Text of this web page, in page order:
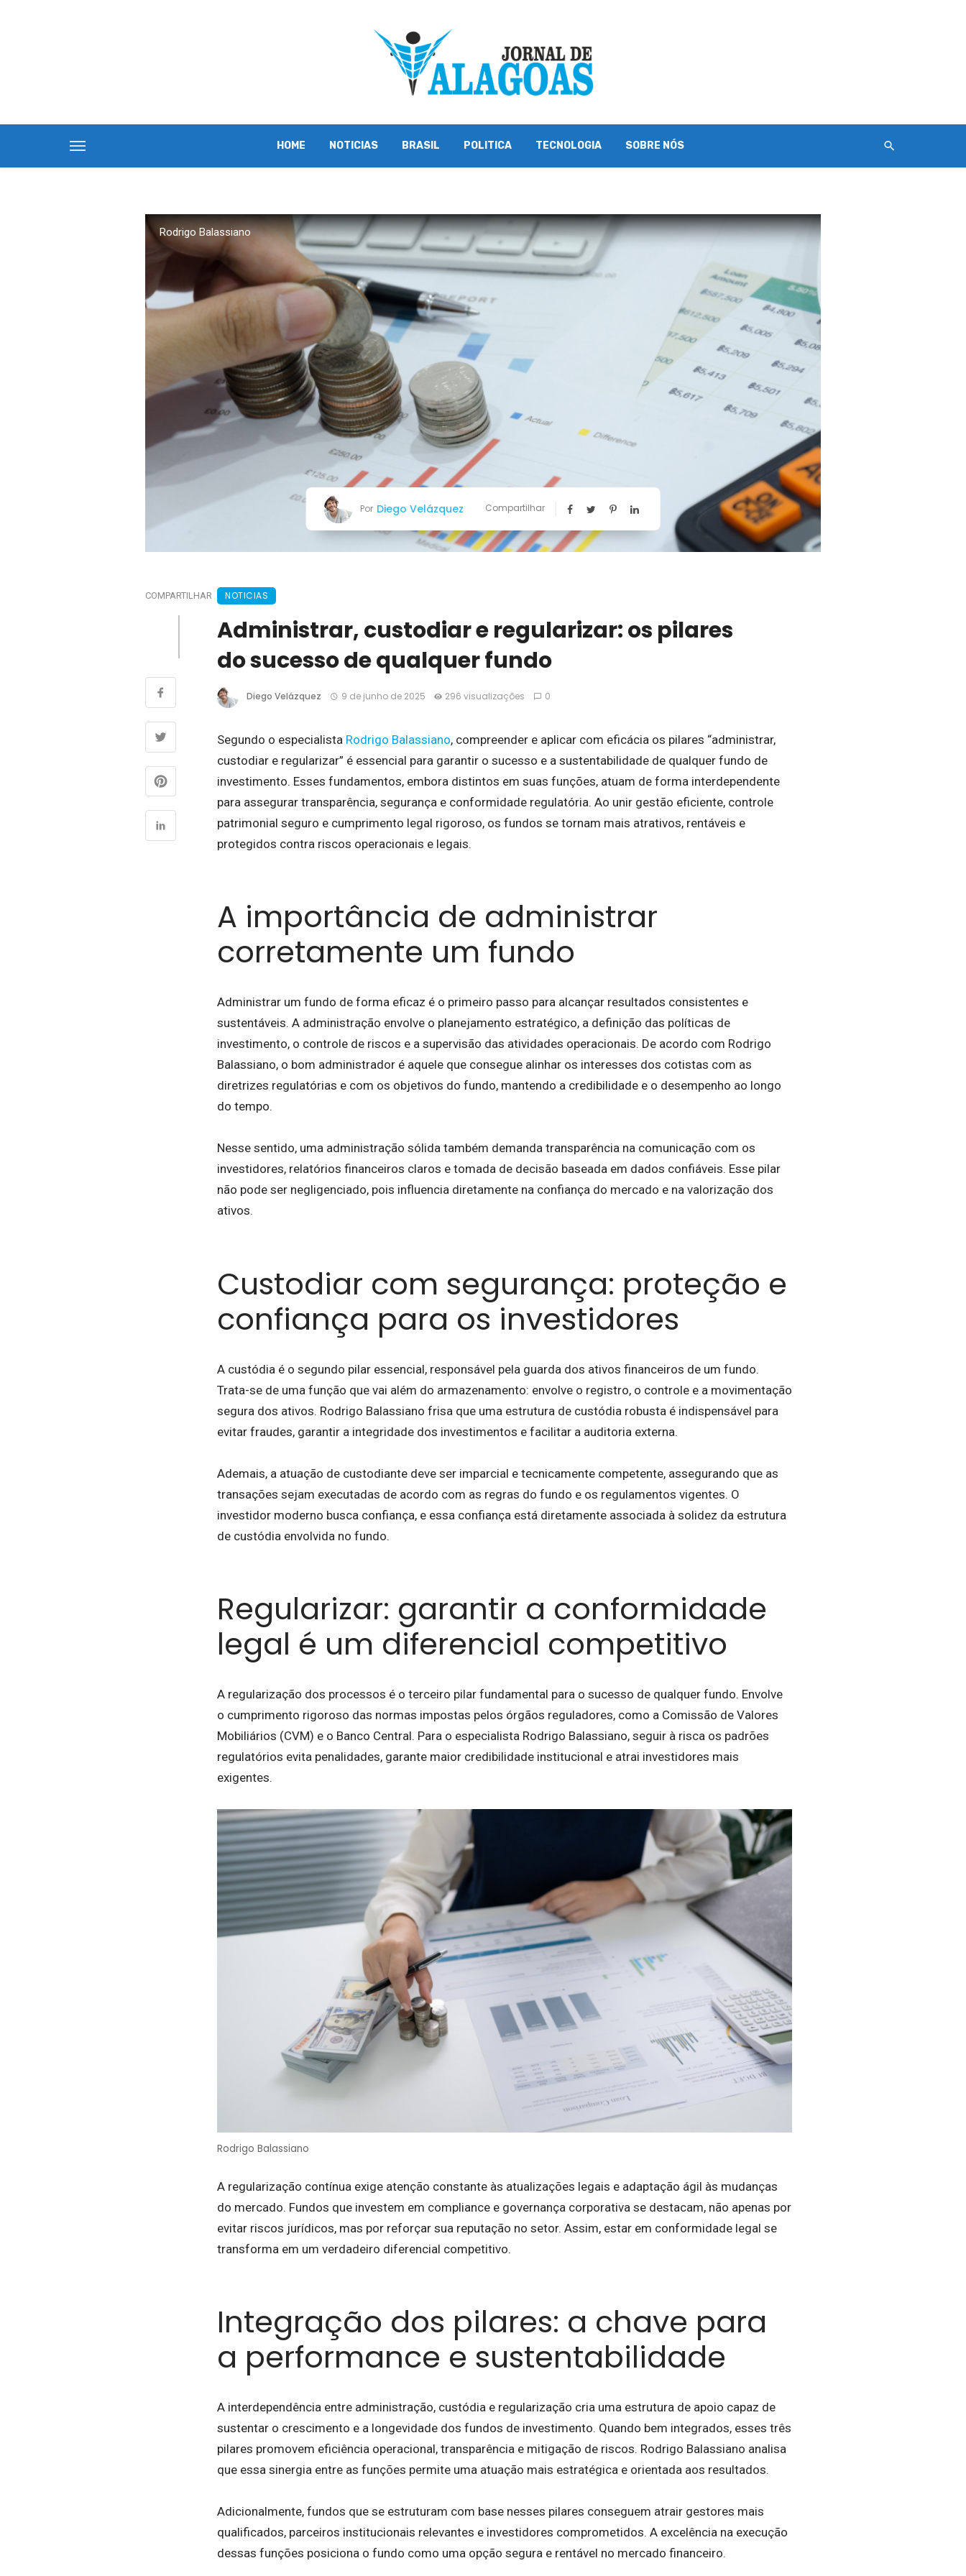
HOME NOTICIAS BRASIL POLITICA TECNOLOGIA SOBRE NÓS
Rodrigo Balassiano
Por Diego Velázquez Compartilhar
COMPARTILHAR NOTICIAS
Administrar, custodiar e regularizar: os pilares
do sucesso de qualquer fundo
Diego Velázquez 9 de junho de 2025 296 visualizações 0
Segundo o especialista Rodrigo Balassiano, compreender e aplicar com eficácia os pilares “administrar,
custodiar e regularizar” é essencial para garantir o sucesso e a sustentabilidade de qualquer fundo de
investimento. Esses fundamentos, embora distintos em suas funções, atuam de forma interdependente
para assegurar transparência, segurança e conformidade regulatória. Ao unir gestão eficiente, controle
patrimonial seguro e cumprimento legal rigoroso, os fundos se tornam mais atrativos, rentáveis e
protegidos contra riscos operacionais e legais.
A importância de administrar
corretamente um fundo
Administrar um fundo de forma eficaz é o primeiro passo para alcançar resultados consistentes e
sustentáveis. A administração envolve o planejamento estratégico, a definição das políticas de
investimento, o controle de riscos e a supervisão das atividades operacionais. De acordo com Rodrigo
Balassiano, o bom administrador é aquele que consegue alinhar os interesses dos cotistas com as
diretrizes regulatórias e com os objetivos do fundo, mantendo a credibilidade e o desempenho ao longo
do tempo.
Nesse sentido, uma administração sólida também demanda transparência na comunicação com os
investidores, relatórios financeiros claros e tomada de decisão baseada em dados confiáveis. Esse pilar
não pode ser negligenciado, pois influencia diretamente na confiança do mercado e na valorização dos
ativos.
Custodiar com segurança: proteção e
confiança para os investidores
A custódia é o segundo pilar essencial, responsável pela guarda dos ativos financeiros de um fundo.
Trata-se de uma função que vai além do armazenamento: envolve o registro, o controle e a movimentação
segura dos ativos. Rodrigo Balassiano frisa que uma estrutura de custódia robusta é indispensável para
evitar fraudes, garantir a integridade dos investimentos e facilitar a auditoria externa.
Ademais, a atuação de custodiante deve ser imparcial e tecnicamente competente, assegurando que as
transações sejam executadas de acordo com as regras do fundo e os regulamentos vigentes. O
investidor moderno busca confiança, e essa confiança está diretamente associada à solidez da estrutura
de custódia envolvida no fundo.
Regularizar: garantir a conformidade
legal é um diferencial competitivo
A regularização dos processos é o terceiro pilar fundamental para o sucesso de qualquer fundo. Envolve
o cumprimento rigoroso das normas impostas pelos órgãos reguladores, como a Comissão de Valores
Mobiliários (CVM) e o Banco Central. Para o especialista Rodrigo Balassiano, seguir à risca os padrões
regulatórios evita penalidades, garante maior credibilidade institucional e atrai investidores mais
exigentes.
Rodrigo Balassiano
A regularização contínua exige atenção constante às atualizações legais e adaptação ágil às mudanças
do mercado. Fundos que investem em compliance e governança corporativa se destacam, não apenas por
evitar riscos jurídicos, mas por reforçar sua reputação no setor. Assim, estar em conformidade legal se
transforma em um verdadeiro diferencial competitivo.
Integração dos pilares: a chave para
a performance e sustentabilidade
A interdependência entre administração, custódia e regularização cria uma estrutura de apoio capaz de
sustentar o crescimento e a longevidade dos fundos de investimento. Quando bem integrados, esses três
pilares promovem eficiência operacional, transparência e mitigação de riscos. Rodrigo Balassiano analisa
que essa sinergia entre as funções permite uma atuação mais estratégica e orientada aos resultados.
Adicionalmente, fundos que se estruturam com base nesses pilares conseguem atrair gestores mais
qualificados, parceiros institucionais relevantes e investidores comprometidos. A excelência na execução
dessas funções posiciona o fundo como uma opção segura e rentável no mercado financeiro.